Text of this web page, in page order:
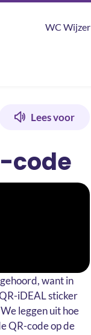
WC Wijzer
Lees voor
code
want in
iDEAL sticker
leggen uit hoe
QR-code op de